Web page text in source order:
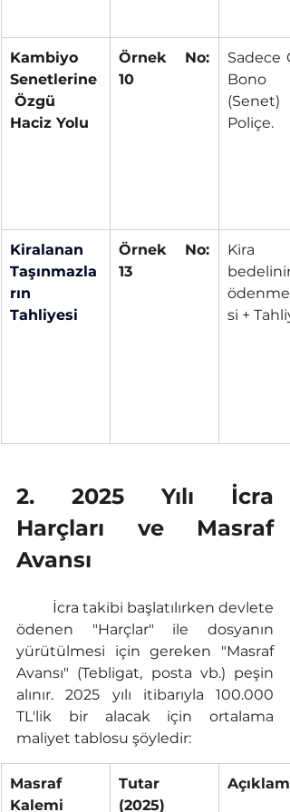
Kambiyo
Senetlerine
Özgü
Haciz Yolu
Örnek No:
10
Sadece
Bono
(Senet)
Poliçe.
Kiralanan
Taşınmazla
rın
Tahliyesi
Örnek No:
13
Kira
bedelinin
si +
2. 2025 Yılı İcra
Harçları ve Masraf
Avansı
ödenen "Harçlar" ile dosyanın
yürütülmesi için gereken "Masraf
Avansı" (Tebligat, posta vb.) peşin
alınır. 2025 yılı itibarıyla 100.000
TL'lik bir alacak için ortalama
maliyet tablosu şöyledir:
Masraf
Kalemi
Tutar
(2025)
Açıklama